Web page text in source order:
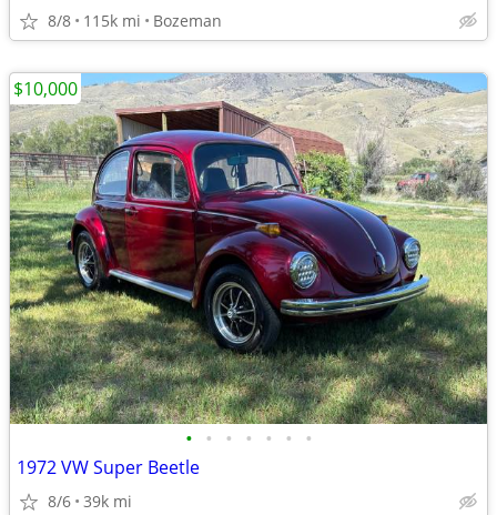
8/8 115k mi Bozeman
• • • • • • •
1972 VW Super Beetle
8/6 39k mi
$10,000